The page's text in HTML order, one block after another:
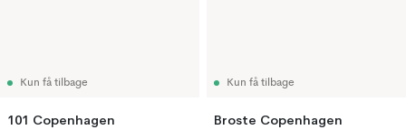
Kun få tilbage
101 Copenhagen
Kun få tilbage
Broste Copenhagen